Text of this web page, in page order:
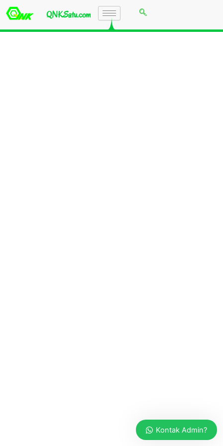
QNKSatu.com
Kontak Admin?